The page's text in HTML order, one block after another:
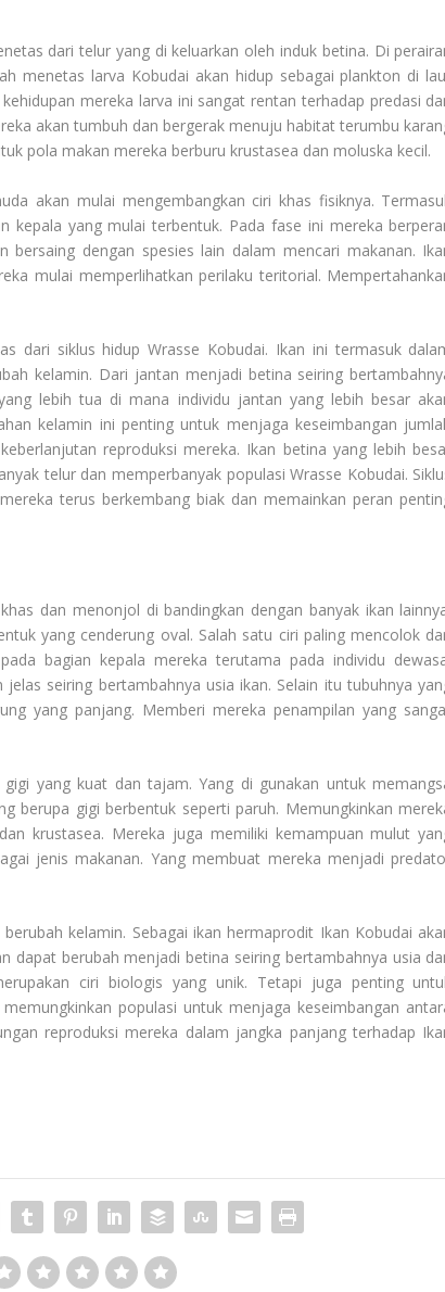
dari telur yang di keluarkan oleh induk betina. Di
menetas larva Kobudai akan hidup sebagai plankton di
mereka larva ini sangat rentan terhadap predasi
akan tumbuh dan bergerak menuju habitat terumbu
pola makan mereka berburu krustasea dan moluska kecil.
akan mulai mengembangkan ciri khas fisiknya.
yang mulai terbentuk. Pada fase ini mereka
dengan spesies lain dalam mencari makanan.
mulai memperlihatkan perilaku teritorial.
dari siklus hidup Wrasse Kobudai. Ikan ini termasuk
kelamin. Dari jantan menjadi betina seiring
lebih tua di mana individu jantan yang lebih besar
kelamin ini penting untuk menjaga keseimbangan
reproduksi mereka. Ikan betina yang lebih
telur dan memperbanyak populasi Wrasse Kobudai.
terus berkembang biak dan memainkan peran
dan menonjol di bandingkan dengan banyak ikan
yang cenderung oval. Salah satu ciri paling mencolok
bagian kepala mereka terutama pada individu
seiring bertambahnya usia ikan. Selain itu tubuhnya
yang panjang. Memberi mereka penampilan yang
yang kuat dan tajam. Yang di gunakan untuk
berupa gigi berbentuk seperti paruh. Memungkinkan
krustasea. Mereka juga memiliki kemampuan mulut
jenis makanan. Yang membuat mereka menjadi
kelamin. Sebagai ikan hermaprodit Ikan Kobudai
dapat berubah menjadi betina seiring bertambahnya usia
ciri biologis yang unik. Tetapi juga penting
populasi untuk menjaga keseimbangan
reproduksi mereka dalam jangka panjang terhadap